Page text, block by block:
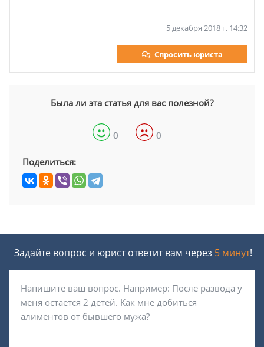
5 декабря 2018 г. 14:32
Спросить юриста
Была ли эта статья для вас полезной?
0 0
Поделиться:
Задайте вопрос и юрист ответит вам через 5 минут!